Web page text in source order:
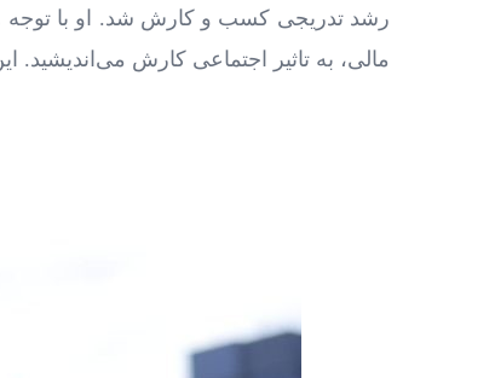
رشد تدریجی کسب‌ و کارش شد. او با توجه
مالی، به تاثیر اجتماعی کارش